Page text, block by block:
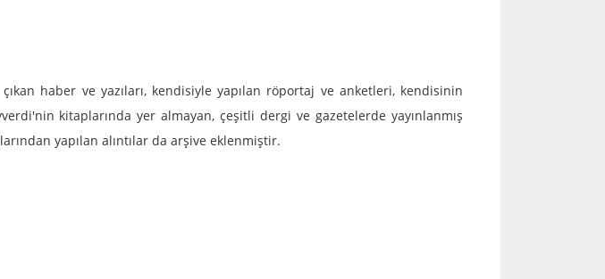
haber ve yazıları, kendisiyle yapılan röportaj ve anketleri, kendisinin
kitaplarında yer almayan, çeşitli dergi ve gazetelerde yayınlanmış
yapılan alıntılar da arşive eklenmiştir.